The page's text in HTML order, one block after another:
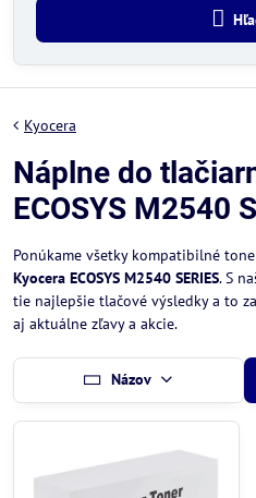
Kyocera
Náplne do
ECOSYS M2540
Ponúkame všetky kompatibilné
Kyocera ECOSYS M2540 SERIES. S
tie najlepšie tlačové výsledky a to za
aj aktuálne zľavy a akcie.
Názov